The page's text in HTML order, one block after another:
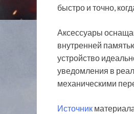
быстро и точно,
Аксессуары
внутренней
устройство
уведомления в
механическими
Источник